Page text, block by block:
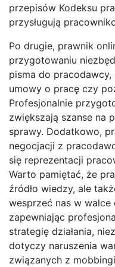
przepisów Kodeksu
przysługują
Po drugie, prawnik
przygotowaniu
pisma do pracodawcy,
umowy o pracę czy
Profesjonalnie
zwiększają szanse na
sprawy. Dodatkowo,
negocjacji z
się reprezentacji
Warto pamiętać, że
źródło wiedzy, ale
wesprzeć nas w walce
zapewniając
strategię działania,
dotyczy naruszenia
związanych z